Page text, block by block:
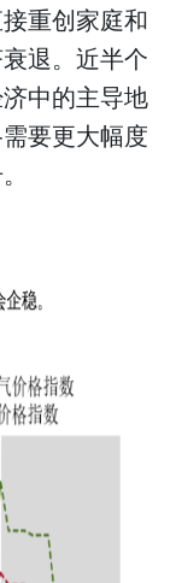
重创家庭和
退。近半个
中的主导地
要更大幅度